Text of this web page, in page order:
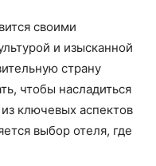
своими
и изысканной
страну
чтобы насладиться
ключевых аспектов
выбор отеля, где